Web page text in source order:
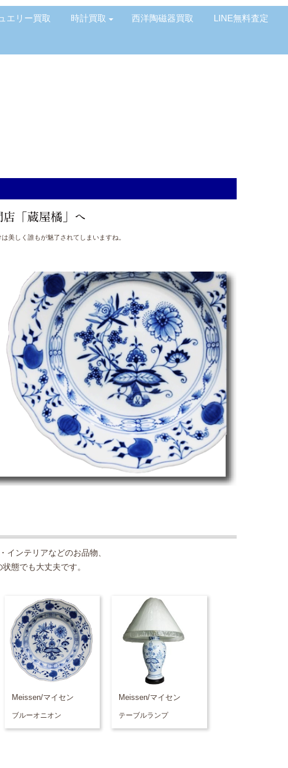
エリー買取 時計買取 西洋陶磁器買取 LINE無料査定
「蔵屋橘」へ
美しく誰もが魅了されてしまいますね。
ンテリアなどのお品物、
態でも大丈夫です。
Meissen/マイセン
ブルーオニオン
Meissen/マイセン
テーブルランプ